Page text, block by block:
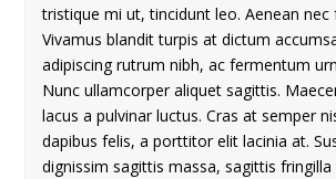
tristique mi ut, tincidunt leo. Aenean nec
Vivamus blandit turpis at dictum
adipiscing rutrum nibh, ac fermentum
Nunc ullamcorper aliquet sagittis.
lacus a pulvinar luctus. Cras at semper
dapibus felis, a porttitor elit lacinia at.
dignissim sagittis massa, sagittis fringilla